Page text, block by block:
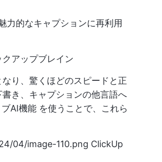
力的なキャプションに再利用
アップブレイン
り、驚くほどのスピードと正
き、キャプションの他言語へ
AI機能 を使うことで、これら
04/image-110.png ClickUp